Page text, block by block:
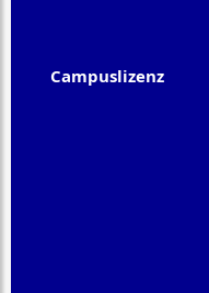
Campuslizenz